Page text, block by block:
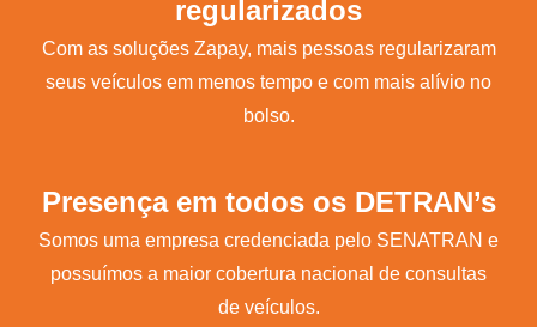
regularizados
Com as soluções Zapay, mais pessoas regularizaram
seus veículos em menos tempo e com mais alívio no
bolso.
Presença em todos os DETRAN’s
Somos uma empresa credenciada pelo SENATRAN e
possuímos a maior cobertura nacional de consultas
de veículos.